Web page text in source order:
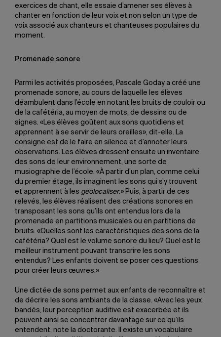
exercices de chant, elle essaie d’amener ses élèves à
chanter en fonction de leur voix et non selon un type de
voix associé aux chanteurs et chanteuses populaires du
moment.
Promenade sonore
Parmi les activités proposées, Pascale Goday a créé une
promenade sonore, au cours de laquelle les élèves
déambulent dans l’école en notant les bruits de couloir ou
de la cafétéria, au moyen de mots, de dessins ou de
signes. «Les élèves goûtent aux sons quotidiens et
apprennent à se servir de leurs oreilles», dit-elle. La
consigne est de le faire en silence et d’annoter leurs
observations. Les élèves dressent ensuite un inventaire
des sons de leur environnement, une sorte de
musiographie de l’école. «À partir d’un plan, comme celui
du premier étage, ils imaginent les sons qui s’y trouvent
et apprennent à les géolocaliser.» Puis, à partir de ces
relevés, les élèves réalisent des créations sonores en
transposant les sons qu’ils ont entendus lors de la
promenade en partitions musicales ou en partitions de
bruits. «Quelles sont les caractéristiques des sons de la
cafétéria? Quel est le volume sonore du lieu? Quel est le
meilleur instrument pouvant transcrire les sons
entendus? Les enfants doivent se poser ces questions
pour créer leurs œuvres.»
Une dictée de sons permet aux enfants de reconnaître et
de décrire les sons ambiants de la classe. «Avec les yeux
bandés, leur perception auditive est exacerbée et ils
peuvent ainsi se concentrer davantage sur ce qu’ils
entendent, note la doctorante. Il existe un vocabulaire